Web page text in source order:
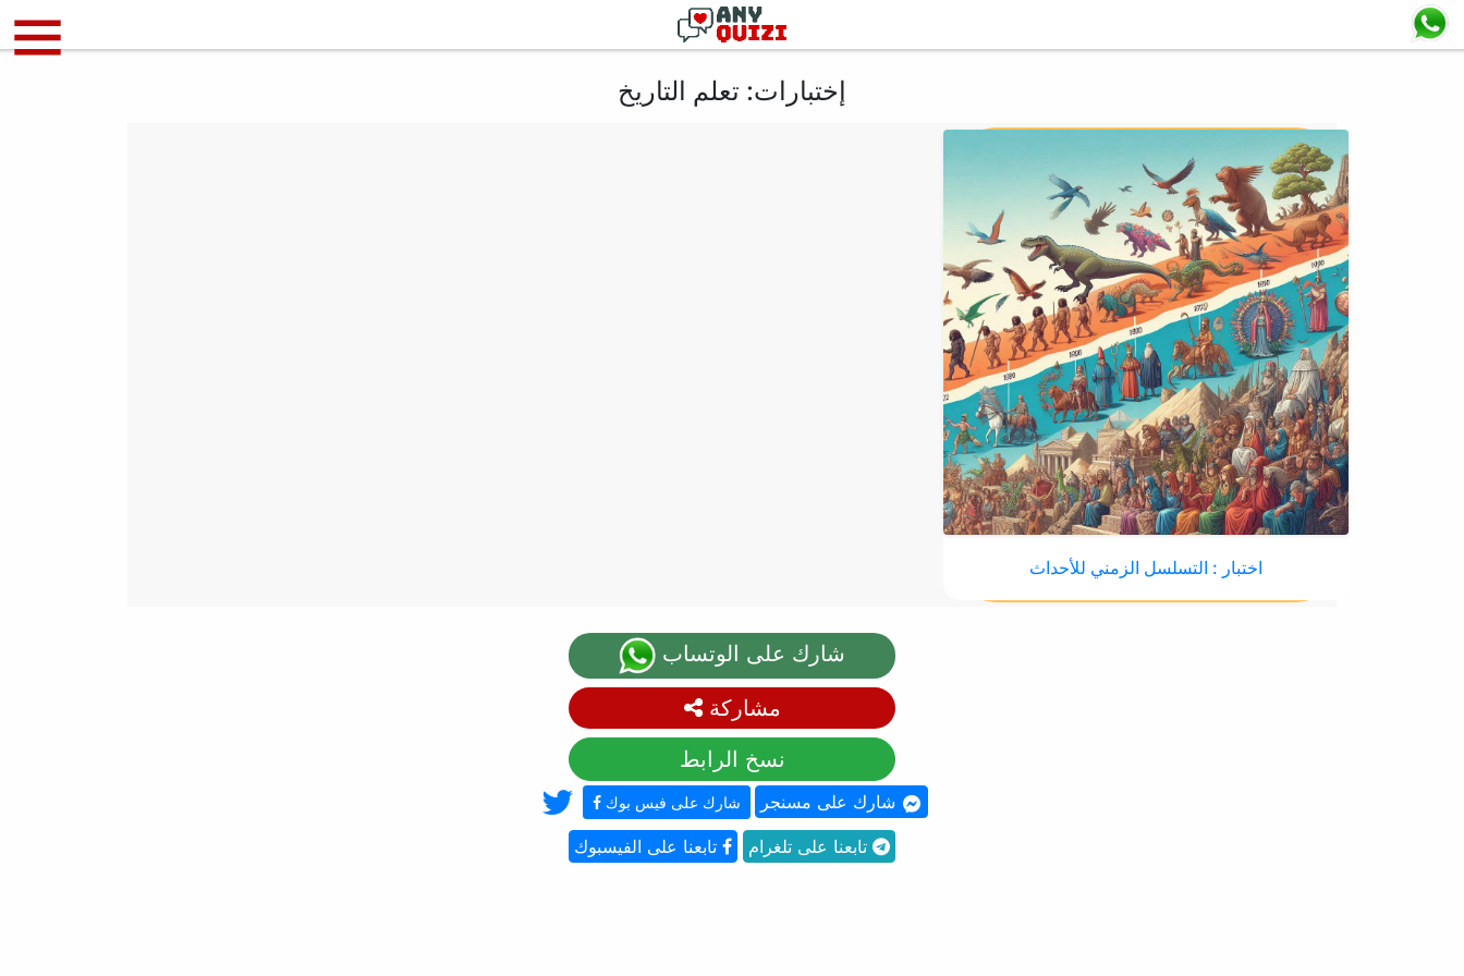
إختبارات: تعلم التاريخ
اختبار : التسلسل الزمني للأحداث
شارك على الوتساب
مشاركة
نسخ الرابط
شارك على فيس بوك شارك على مسنجر
تابعنا على الفيسبوك تابعنا على تلغرام